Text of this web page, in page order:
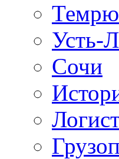
Усть-
Сочи